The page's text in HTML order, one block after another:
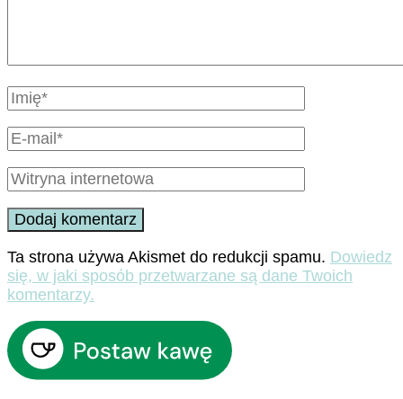
Ta strona używa Akismet do redukcji spamu. Dowiedz
się, w jaki sposób przetwarzane są dane Twoich
komentarzy.